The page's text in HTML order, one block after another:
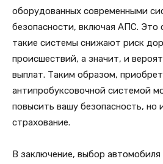
оборудованных современными
безопасности, включая АПС. Это
такие системы снижают риск
происшествий, а значит, и
выплат. Таким образом,
антипробуксовочной системой
повысить вашу безопасность, но
страхование.
В заключение, выбор автомобиля